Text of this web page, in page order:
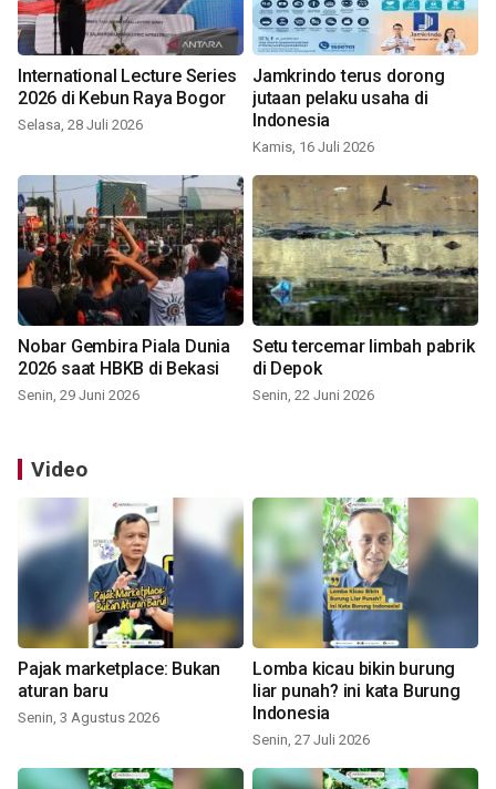
International Lecture Series
2026 di Kebun Raya Bogor
Selasa, 28 Juli 2026
Jamkrindo terus dorong
jutaan pelaku usaha di
Indonesia
Kamis, 16 Juli 2026
Nobar Gembira Piala Dunia
2026 saat HBKB di Bekasi
Senin, 29 Juni 2026
Setu tercemar limbah pabrik
di Depok
Senin, 22 Juni 2026
Video
Pajak marketplace: Bukan
aturan baru
Senin, 3 Agustus 2026
Lomba kicau bikin burung
liar punah? ini kata Burung
Indonesia
Senin, 27 Juli 2026